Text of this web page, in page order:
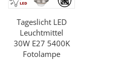
Tageslicht LED
Leuchtmittel
30W E27 5400K
Fotolampe